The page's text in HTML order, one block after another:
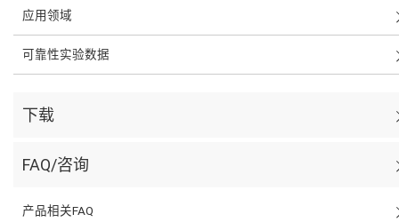
应用领域
可靠性实验数据
下载
FAQ/咨询
产品相关FAQ